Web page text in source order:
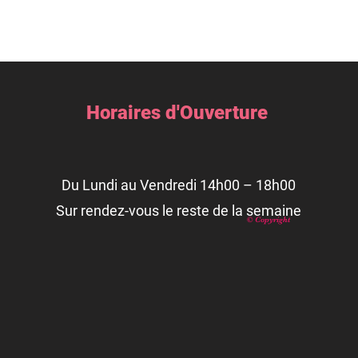
Horaires d'Ouverture
Du Lundi au Vendredi 14h00 – 18h00
Sur rendez-vous le reste de la semaine
© Copyright